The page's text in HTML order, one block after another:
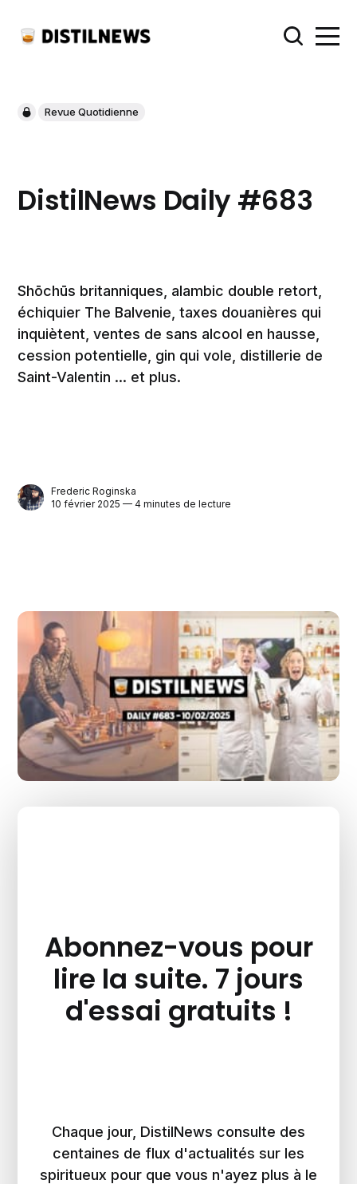
Revue Quotidienne
DistilNews Daily #683
Shōchūs britanniques, alambic double retort,
échiquier The Balvenie, taxes douanières qui
inquiètent, ventes de sans alcool en hausse,
cession potentielle, gin qui vole, distillerie de
Saint-Valentin ... et plus.
Frederic Roginska
10 février 2025 — 4 minutes de lecture
Abonnez-vous pour
lire la suite. 7 jours
d'essai gratuits !
Chaque jour, DistilNews consulte des
centaines de flux d'actualités sur les
spiritueux pour que vous n'ayez plus à le